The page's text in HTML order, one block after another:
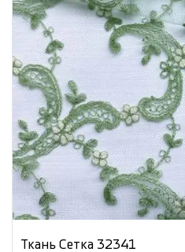
Ткань Сетка 32341